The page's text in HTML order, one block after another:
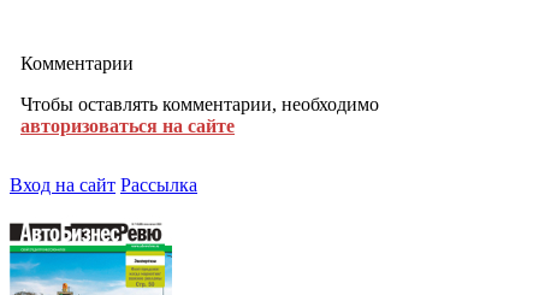
Комментарии
Чтобы оставлять комментарии, необходимо
авторизоваться на сайте
Вход на сайт Рассылка